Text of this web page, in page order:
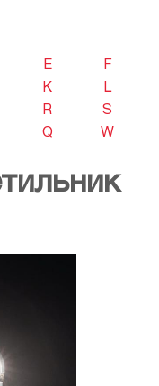
E
F
K
L
R
S
Q
W